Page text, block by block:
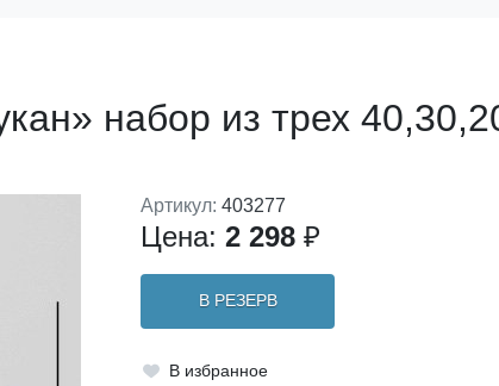
набор из трех
Артикул: 403277
Цена: 2 298 ₽
В РЕЗЕРВ
В избранное